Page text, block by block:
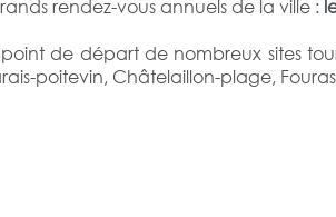
rendez-vous annuels de la ville :
point de départ de nombreux sites
poitevin, Châtelaillon-plage,